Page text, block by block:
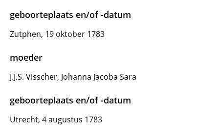
geboorteplaats en/of -datum
Zutphen, 19 oktober 1783
moeder
J.J.S. Visscher, Johanna Jacoba Sara
geboorteplaats en/of -datum
Utrecht, 4 augustus 1783